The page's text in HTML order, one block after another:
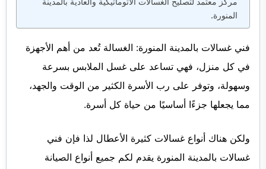
المنورة.
فني غسالات بالمدينة المنورة: الغسالة تُعد من أهم الأجهزة
في كل منزل، فهي تساعد على غسل الملابس بسرعة
وسهولة، وتوفر على رب الأسرة الكثير من الوقت والجهد،
مما يجعلها جزءًا أساسيًا من حياة كل أسرة.
ولكن هناك أنواع غسالات كثيرة الأعطال لذا فإن فني
غسالات بالمدينة المنورة يقدم لكم جميع أنواع الصيانة